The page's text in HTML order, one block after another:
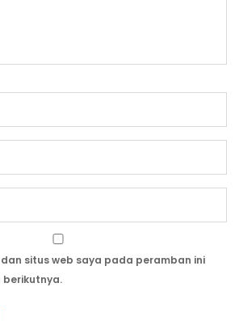
situs web saya pada peramban ini
berikutnya.